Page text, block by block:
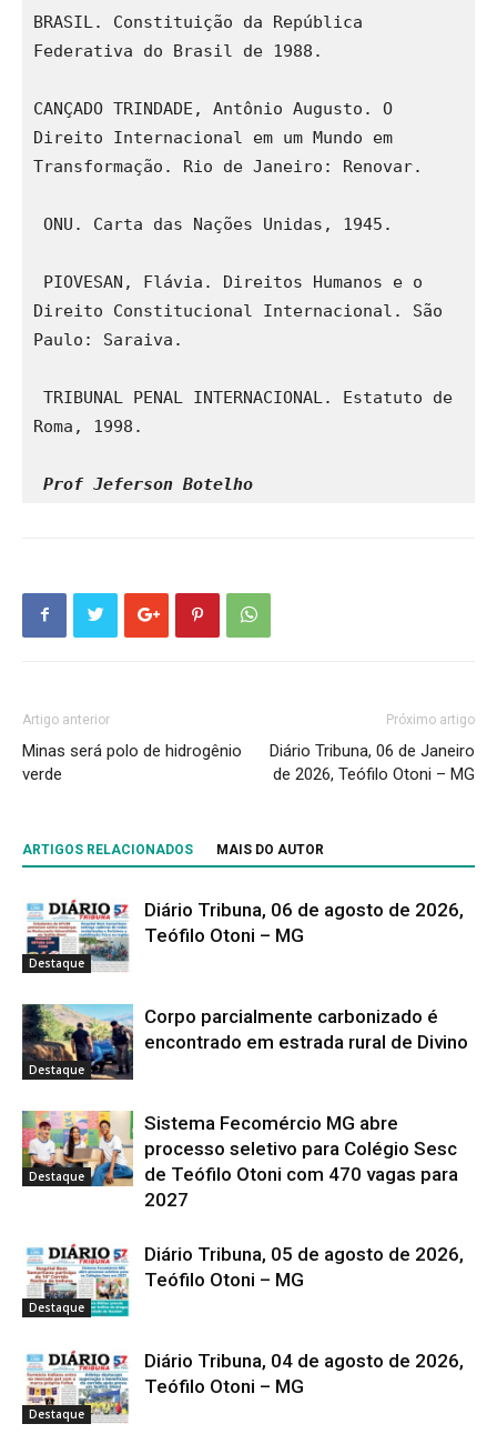
BRASIL. Constituição da República
Federativa do Brasil de 1988.
CANÇADO TRINDADE, Antônio Augusto. O
Direito Internacional em um Mundo em
Transformação. Rio de Janeiro: Renovar.
ONU. Carta das Nações Unidas, 1945.
Direito Constitucional Internacional. São
Paulo: Saraiva.
Roma, 1998.
Prof Jeferson Botelho
Artigo anterior
Minas será polo de hidrogênio
verde
Próximo artigo
Diário Tribuna, 06 de Janeiro
de 2026, Teófilo Otoni – MG
ARTIGOS RELACIONADOS MAIS DO AUTOR
Destaque
Diário Tribuna, 06 de agosto de 2026,
Teófilo Otoni – MG
Destaque
Corpo parcialmente carbonizado é
encontrado em estrada rural de Divino
Destaque
Sistema Fecomércio MG abre
processo seletivo para Colégio Sesc
de Teófilo Otoni com 470 vagas para
2027
Destaque
Diário Tribuna, 05 de agosto de 2026,
Teófilo Otoni – MG
Destaque
Diário Tribuna, 04 de agosto de 2026,
Teófilo Otoni – MG